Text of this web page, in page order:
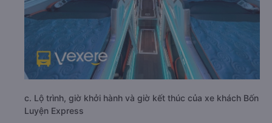
c. Lộ trình, giờ khởi hành và giờ kết thúc của xe khách Bốn
Luyện Express